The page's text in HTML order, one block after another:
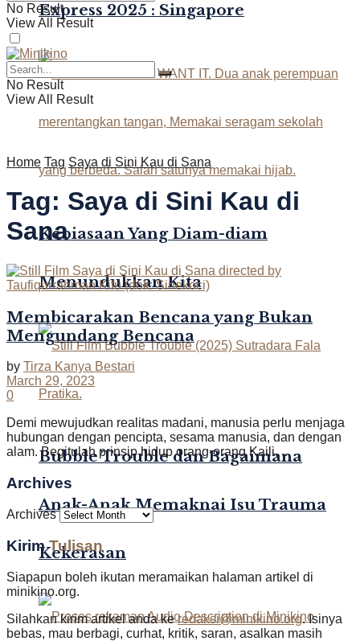
Express 2025 : Singapore
Kebiasaan Yang Diam-diam
Menundukkan Kita
Bubble Trouble dan Bagaimana
Anak-Anak Memaknai Isu Trauma
Kekerasan
No Result
View All Result
No Result
View All Result
Home Tag Saya di Sini Kau di Sana
Tag: Saya di Sini Kau di
Sana
Membicarakan Bencana yang Bukan
Mengundang Bencana
by Tirza Kanya Bestari
March 29, 2023
0
Demi mewujudkan realitas madani, manusia perlu menjaga
hubungan dengan pencipta, sesama manusia, dan dengan
alam. Begitulah prinsip hidup orang-orang Kaili, ...
Archives
Archives
KirimTulisan
Siapapun boleh ikutan meramaikan halaman artikel di
minikino.org.
Silahkan kirim artikel anda keredaksi@minikino.org. Isinya
bebas, mau berbagi, curhat, kritik, saran, asalkan masih